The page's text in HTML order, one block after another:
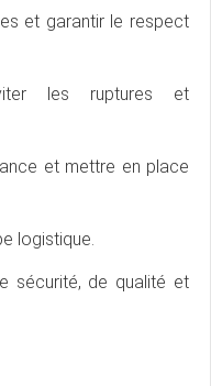
et garantir le respect
les ruptures et
et mettre en place
logistique.
sécurité, de qualité et